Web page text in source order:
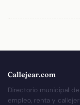
Callejear.com
Directorio municipal
empleo, renta y